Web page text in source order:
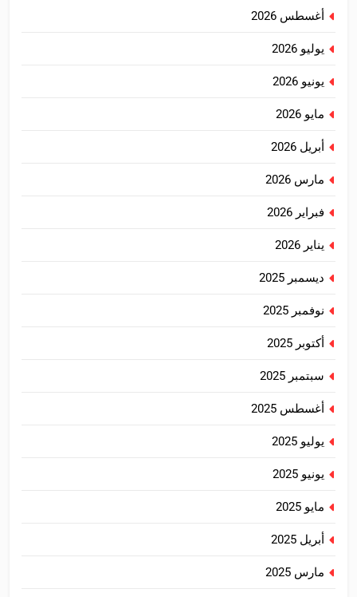
أغسطس 2026
يوليو 2026
يونيو 2026
مايو 2026
أبريل 2026
مارس 2026
فبراير 2026
يناير 2026
ديسمبر 2025
نوفمبر 2025
أكتوبر 2025
سبتمبر 2025
أغسطس 2025
يوليو 2025
يونيو 2025
مايو 2025
أبريل 2025
مارس 2025